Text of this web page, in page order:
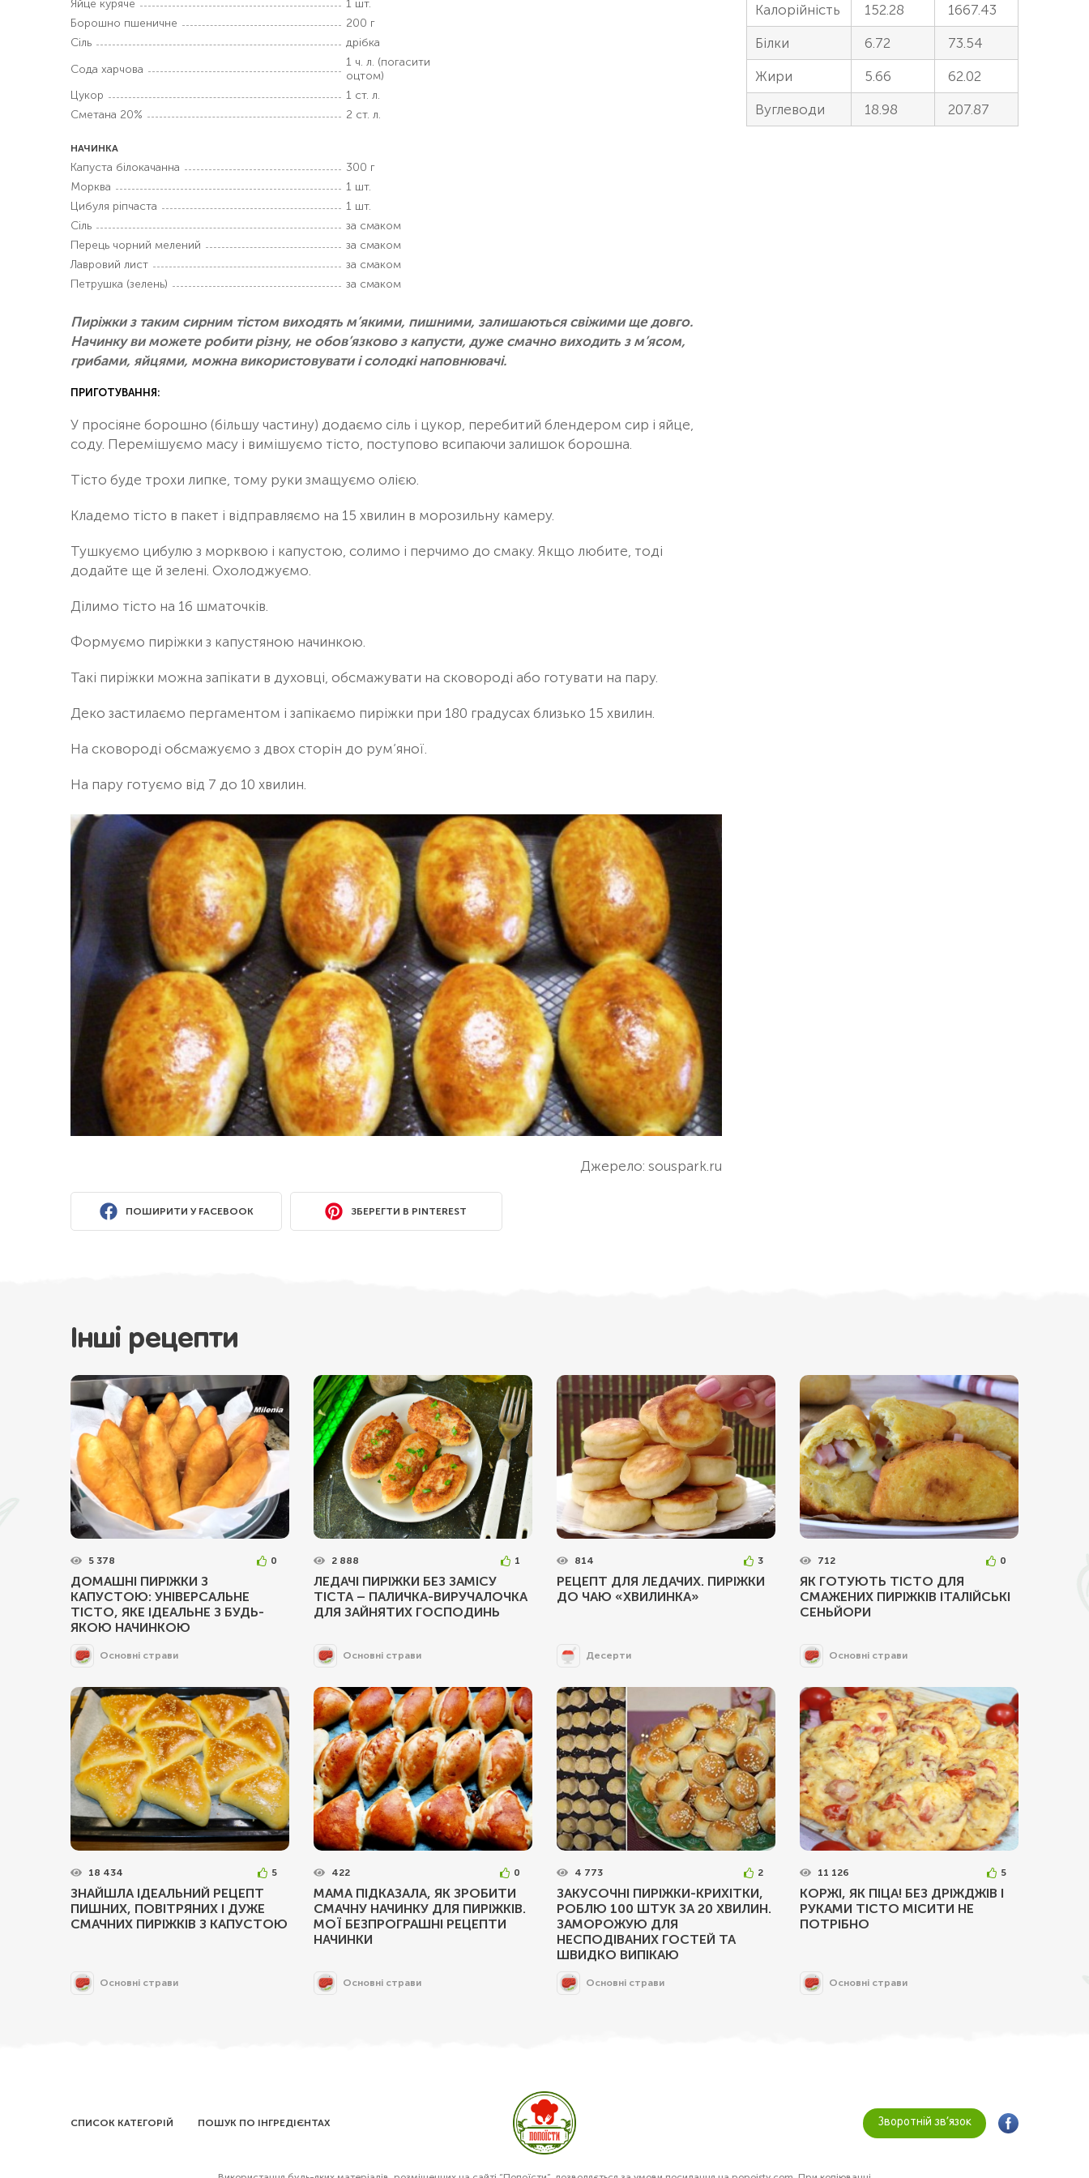
Яйце куряче
1 шт.
Борошно пшеничне
200 г
Сіль
дрібка
Сода харчова
1 ч. л. (погасити
оцтом)
Цукор
1 ст. л.
Сметана 20%
2 ст. л.
НАЧИНКА
Капуста білокачанна
300 г
Морква
1 шт.
Цибуля ріпчаста
1 шт.
Сіль
за смаком
Перець чорний мелений
за смаком
Лавровий лист
за смаком
Петрушка (зелень)
за смаком
Пиріжки з таким сирним тістом виходять м’якими, пишними, залишаються свіжими ще довго.
Начинку ви можете робити різну, не обов’язково з капусти, дуже смачно виходить з м’ясом,
грибами, яйцями, можна використовувати і солодкі наповнювачі.
ПРИГОТУВАННЯ:
У просіяне борошно (більшу частину) додаємо сіль і цукор, перебитий блендером сир і яйце,
соду. Перемішуємо масу і вимішуємо тісто, поступово всипаючи залишок борошна.
Тісто буде трохи липке, тому руки змащуємо олією.
Кладемо тісто в пакет і відправляємо на 15 хвилин в морозильну камеру.
Тушкуємо цибулю з морквою і капустою, солимо і перчимо до смаку. Якщо любите, тоді
додайте ще й зелені. Охолоджуємо.
Ділимо тісто на 16 шматочків.
Формуємо пиріжки з капустяною начинкою.
Такі пиріжки можна запікати в духовці, обсмажувати на сковороді або готувати на пару.
Деко застилаємо пергаментом і запікаємо пиріжки при 180 градусах близько 15 хвилин.
На сковороді обсмажуємо з двох сторін до рум’яної.
На пару готуємо від 7 до 10 хвилин.
Джерело: souspark.ru
ПОШИРИТИ У FACEBOOK ЗБЕРЕГТИ В PINTEREST
Калорійність 152.28 1667.43
Білки 6.72 73.54
Жири 5.66 62.02
Вуглеводи 18.98 207.87
Інші рецепти
5 378 0
ДОМАШНІ ПИРІЖКИ З
КАПУСТОЮ: УНІВЕРСАЛЬНЕ
ТІСТО, ЯКЕ ІДЕАЛЬНЕ З БУДЬ-
ЯКОЮ НАЧИНКОЮ
Основні страви
2 888 1
ЛЕДАЧІ ПИРІЖКИ БЕЗ ЗАМІСУ
ТІСТА – ПАЛИЧКА-ВИРУЧАЛОЧКА
ДЛЯ ЗАЙНЯТИХ ГОСПОДИНЬ
Основні страви
814 3
РЕЦЕПТ ДЛЯ ЛЕДАЧИХ. ПИРІЖКИ
ДО ЧАЮ «ХВИЛИНКА»
Десерти
712 0
ЯК ГОТУЮТЬ ТІСТО ДЛЯ
СМАЖЕНИХ ПИРІЖКІВ ІТАЛІЙСЬКІ
СЕНЬЙОРИ
Основні страви
18 434 5
ЗНАЙШЛА ІДЕАЛЬНИЙ РЕЦЕПТ
ПИШНИХ, ПОВІТРЯНИХ І ДУЖЕ
СМАЧНИХ ПИРІЖКІВ З КАПУСТОЮ
Основні страви
422 0
МАМА ПІДКАЗАЛА, ЯК ЗРОБИТИ
СМАЧНУ НАЧИНКУ ДЛЯ ПИРІЖКІВ.
МОЇ БЕЗПРОГРАШНІ РЕЦЕПТИ
НАЧИНКИ
Основні страви
4 773 2
ЗАКУСОЧНІ ПИРІЖКИ-КРИХІТКИ,
РОБЛЮ 100 ШТУК ЗА 20 ХВИЛИН.
ЗАМОРОЖУЮ ДЛЯ
НЕСПОДІВАНИХ ГОСТЕЙ ТА
ШВИДКО ВИПІКАЮ
Основні страви
11 126 5
КОРЖІ, ЯК ПІЦА! БЕЗ ДРІЖДЖІВ І
РУКАМИ ТІСТО МІСИТИ НЕ
ПОТРІБНО
Основні страви
СПИСОК КАТЕГОРІЙ ПОШУК ПО ІНГРЕДІЄНТАХ Зворотній зв’язок